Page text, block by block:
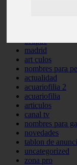
aedpac
madrid
art culos
nombres para
actualidad
acuariofilia 2
acuariofilia
articulos
canal tv
nombres para
novedades
tablon de
uncategorized
zona pro